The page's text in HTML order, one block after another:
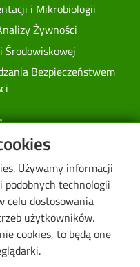
Używamy informacji
podobnych technologii
celu dostosowania
użytkowników.
cookies, to będą one
i Mikrobiologii
Żywności
Środowiskowej
Bezpieczeństwem
PŁ
PŁ
PŁ
zarządzenia PŁ